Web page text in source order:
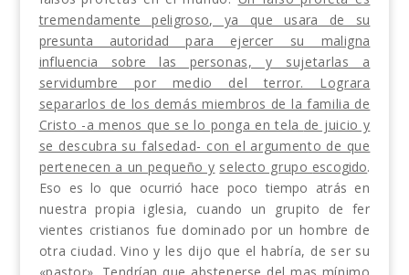
tremen­damente peligroso, ya que usara de su
presunta auto­ridad para ejercer su maligna
influencia sobre las per­sonas, y sujetarlas a
servidumbre por medio del te­rror. Lograra
separarlos de los demás miembros de la familia de
Cristo -a menos que se lo ponga en tela de juicio y
se descubra su falsedad- con el argumen­to de que
pertenecen a un pequeño y selecto grupo escogido.
Eso es lo que ocurrió hace poco tiempo atrás en
nuestra propia iglesia, cuando un grupito de fer­
vientes cristianos fue dominado por un hombre de
otra ciudad. Vino y les dijo que el habría, de ser su
«pastor». Tendrían que abstenerse del mas mínimo